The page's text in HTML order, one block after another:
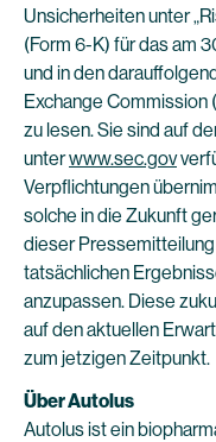
Unsicherheiten unter
(Form 6-K) für das am
und in den
Exchange Commission
zu lesen. Sie sind auf
unterwww.sec.gov
Verpflichtungen
solche in die Zukunft
dieser Pressemitteilung
tatsächlichen
anzupassen. Diese
auf den aktuellen
zum jetzigen Zeitpunkt.
Über Autolus
Autolus ist ein